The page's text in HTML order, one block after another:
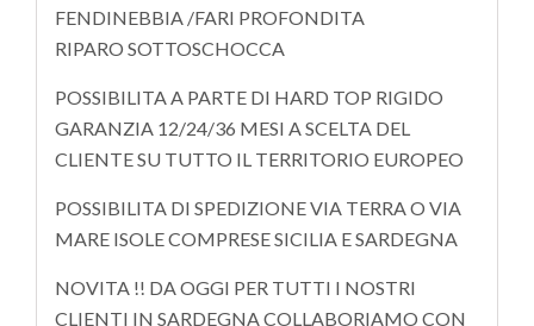
FENDINEBBIA /FARI PROFONDITA
RIPARO SOTTOSCHOCCA
POSSIBILITA A PARTE DI HARD TOP RIGIDO
GARANZIA 12/24/36 MESI A SCELTA DEL
CLIENTE SU TUTTO IL TERRITORIO EUROPEO
POSSIBILITA DI SPEDIZIONE VIA TERRA O VIA
MARE ISOLE COMPRESE SICILIA E SARDEGNA
NOVITA !! DA OGGI PER TUTTI I NOSTRI
CLIENTI IN SARDEGNA COLLABORIAMO CON